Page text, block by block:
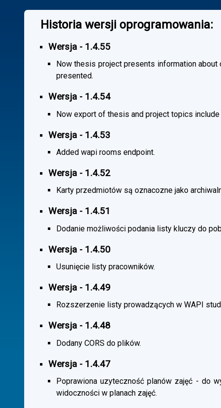
Historia wersji oprogramowania:
Wersja - 1.4.55
Now thesis project presents information
presented.
Wersja - 1.4.54
Now export of thesis and project topics
Wersja - 1.4.53
Added wapi rooms endpoint.
Wersja - 1.4.52
Karty przedmiotów są oznacozne jako
Wersja - 1.4.51
Dodanie możliwości podania listy kluczy do
Wersja - 1.4.50
Usunięcie listy pracowników.
Wersja - 1.4.49
Rozszerzenie listy prowadzących w WAPI
Wersja - 1.4.48
Dodany CORS do plików.
Wersja - 1.4.47
Poprawiona uzyteczność planów zajęć - do
widoczności w planach zajęć.